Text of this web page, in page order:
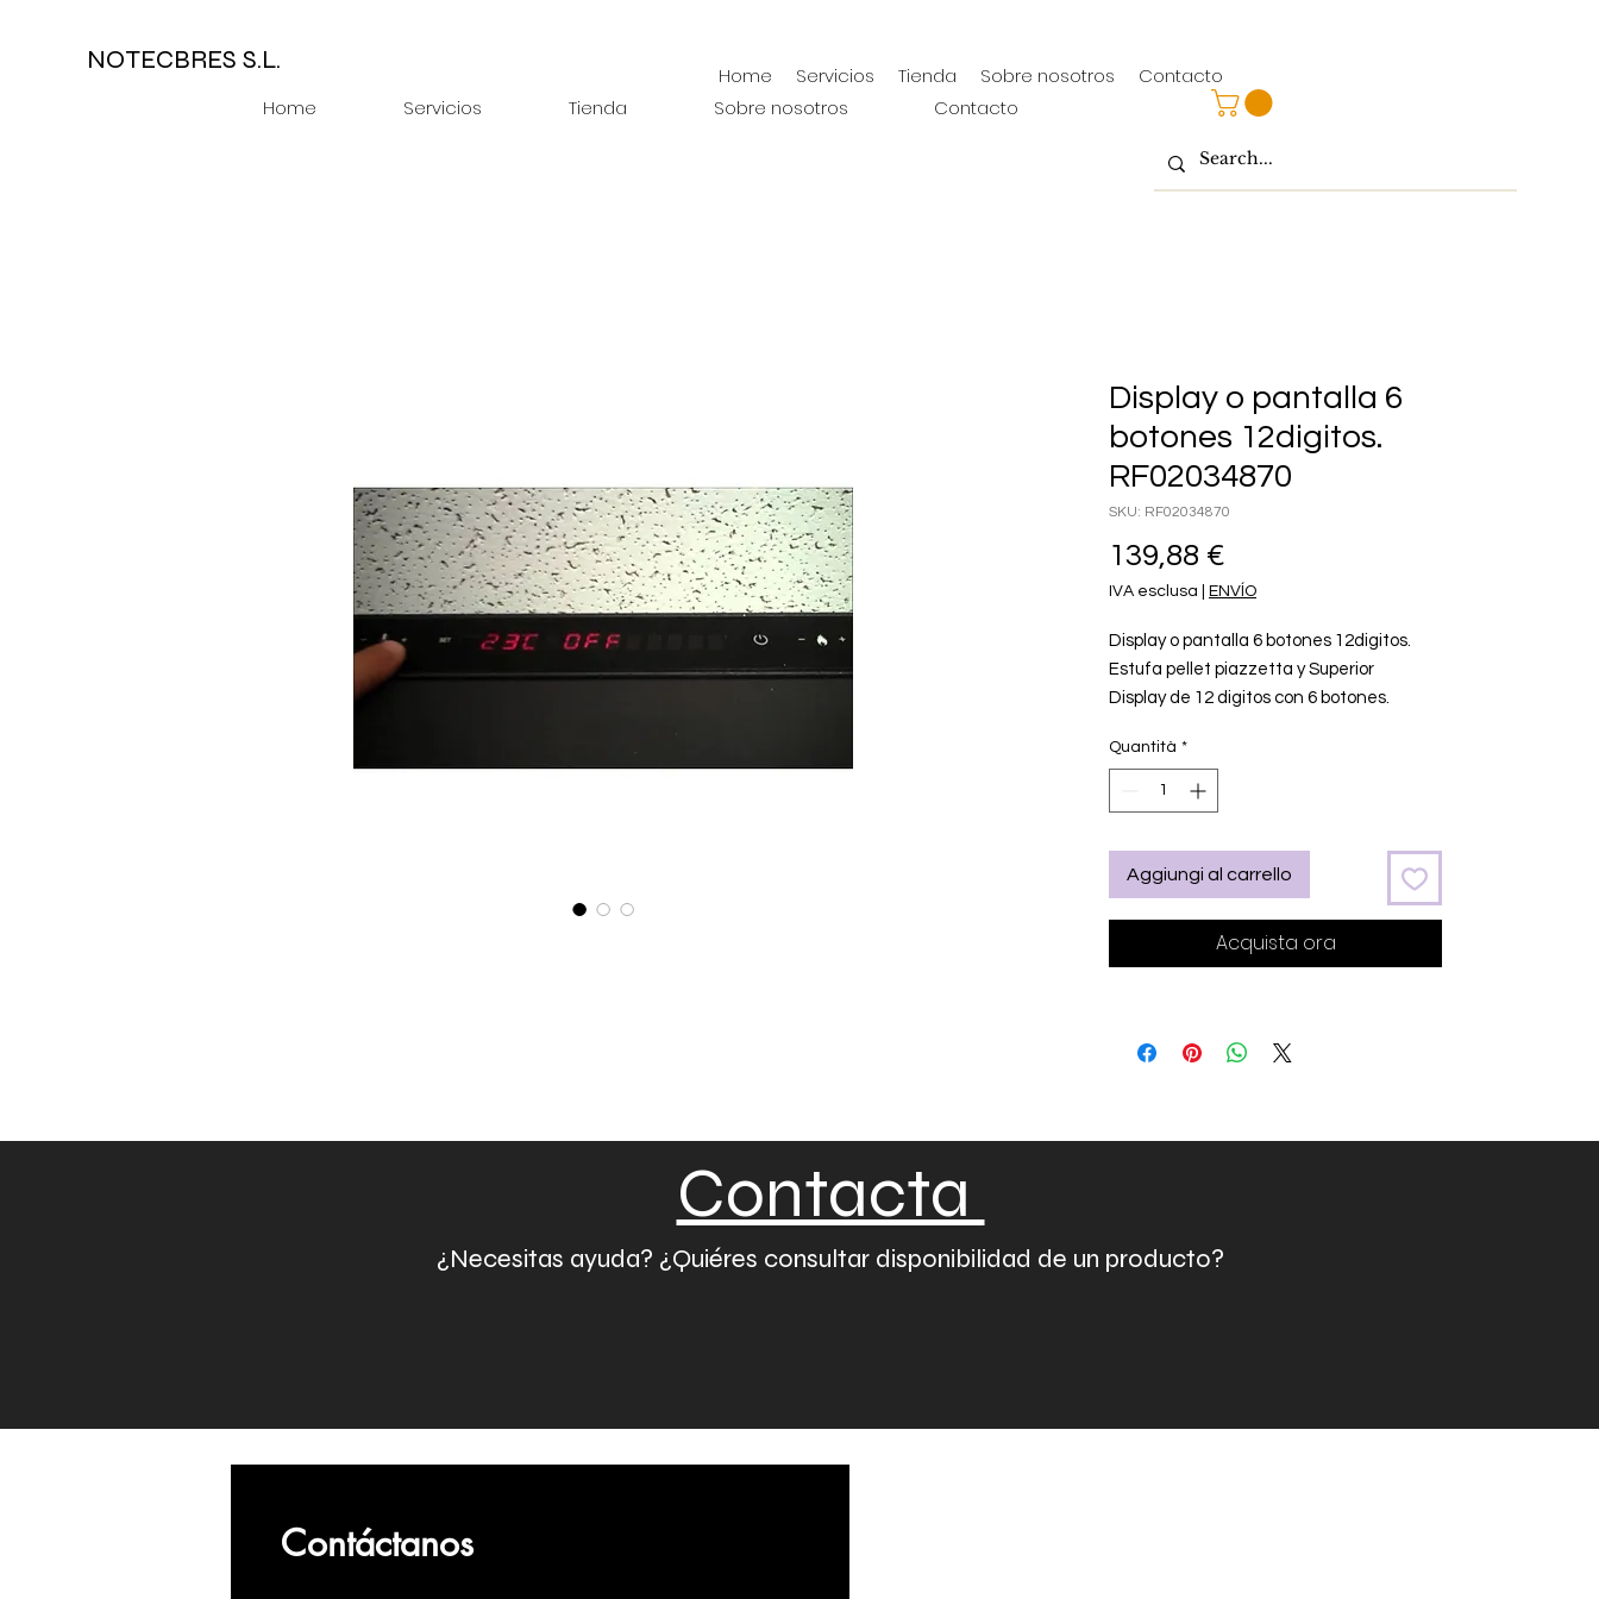
NOTECBRES S.L.
Home Servicios Tienda Sobre nosotros Contacto
Display o pantalla 6
botones 12digitos.
RF02034870
SKU: RF02034870
139,88 €
IVA esclusa ENVÍO
Display o pantalla 6 botones 12digitos.
Estufa pellet piazzetta y Superior
Display de 12 digitos con 6 botones.
configuración y datos de las estufas de
pellets Superior y Piazzetta. Recambio
ORIGINAL para estufas y chimeneas de
oficial RF02034870.
Quantità *
Aggiungi al carrello
Acquista ora
Contacta
¿Necesitas ayuda? ¿Quiéres consultar disponibilidad de un producto?
Home Servicios Tienda Sobre nosotros Contacto
Contáctanos